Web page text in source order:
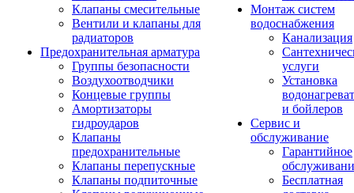
Клапаны смесительные
Вентили и клапаны для
радиаторов
Предохранительная арматура
Группы безопасности
Воздухоотводчики
Концевые группы
Амортизаторы
гидроударов
Клапаны
предохранительные
Клапаны перепускные
Клапаны подпиточные
Монтаж систем
водоснабжения
Канализация
услуги
Установка
и бойлеров
Сервис и
обслуживание
Гарантийное
Бесплатная